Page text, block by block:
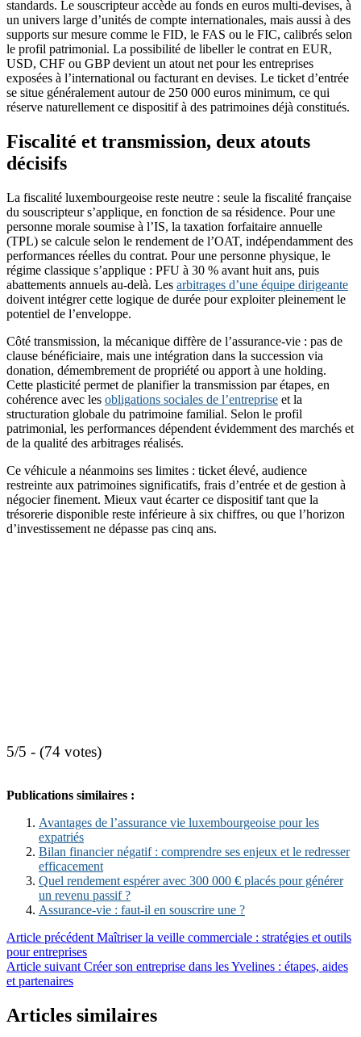
standards. Le souscripteur accède au fonds en euros multi-devises, à
un univers large d’unités de compte internationales, mais aussi à des
supports sur mesure comme le FID, le FAS ou le FIC, calibrés selon
le profil patrimonial. La possibilité de libeller le contrat en EUR,
USD, CHF ou GBP devient un atout net pour les entreprises
exposées à l’international ou facturant en devises. Le ticket d’entrée
se situe généralement autour de 250 000 euros minimum, ce qui
réserve naturellement ce dispositif à des patrimoines déjà constitués.
Fiscalité et transmission, deux atouts
décisifs
La fiscalité luxembourgeoise reste neutre : seule la fiscalité française
du souscripteur s’applique, en fonction de sa résidence. Pour une
personne morale soumise à l’IS, la taxation forfaitaire annuelle
(TPL) se calcule selon le rendement de l’OAT, indépendamment des
performances réelles du contrat. Pour une personne physique, le
régime classique s’applique : PFU à 30 % avant huit ans, puis
abattements annuels au-delà. Les arbitrages d’une équipe dirigeante
doivent intégrer cette logique de durée pour exploiter pleinement le
potentiel de l’enveloppe.
Côté transmission, la mécanique diffère de l’assurance-vie : pas de
clause bénéficiaire, mais une intégration dans la succession via
donation, démembrement de propriété ou apport à une holding.
Cette plasticité permet de planifier la transmission par étapes, en
cohérence avec les obligations sociales de l’entreprise et la
structuration globale du patrimoine familial. Selon le profil
patrimonial, les performances dépendent évidemment des marchés et
de la qualité des arbitrages réalisés.
Ce véhicule a néanmoins ses limites : ticket élevé, audience
restreinte aux patrimoines significatifs, frais d’entrée et de gestion à
négocier finement. Mieux vaut écarter ce dispositif tant que la
trésorerie disponible reste inférieure à six chiffres, ou que l’horizon
d’investissement ne dépasse pas cinq ans.
5/5 - (74 votes)
Publications similaires :
Avantages de l’assurance vie luxembourgeoise pour les
expatriés
Bilan financier négatif : comprendre ses enjeux et le redresser
efficacement
Quel rendement espérer avec 300 000 € placés pour générer
un revenu passif ?
Assurance-vie : faut-il en souscrire une ?
Navigation
de
l’article
Article précédent Maîtriser la veille commerciale : stratégies et outils
pour entreprises
Article suivant Créer son entreprise dans les Yvelines : étapes, aides
et partenaires
Articles similaires